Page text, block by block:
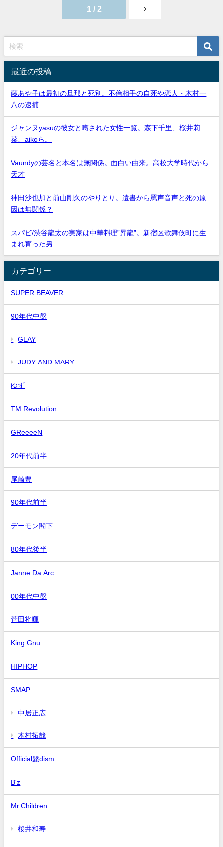
1 / 2
最近の投稿
藤あや子は最初の旦那と死別。不倫相手の自死や恋人・木村一
八の逮捕
ジャンヌyasuの彼女と噂された女性一覧。森下千里、桜井莉
菜、aikoら。
Vaundyの芸名と本名は無関係。面白い由来。高校大学時代から
天才
神田沙也加と前山剛久のやりとり。遺書から罵声音声と死の原
因は無関係？
スパビ/渋谷龍太の実家は中華料理”昇龍”。新宿区歌舞伎町に生
まれ育った男
カテゴリー
SUPER BEAVER
90年代中盤
GLAY
JUDY AND MARY
ゆず
TM.Revolution
GReeeeN
20年代前半
尾崎豊
90年代前半
デーモン閣下
80年代後半
Janne Da Arc
00年代中盤
菅田将暉
King Gnu
HIPHOP
SMAP
中居正広
木村拓哉
Official髭dism
B'z
Mr.Children
桜井和寿